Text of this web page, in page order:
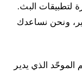
لتطبيقات البث.
ونحن نساعدك
الذي يدير